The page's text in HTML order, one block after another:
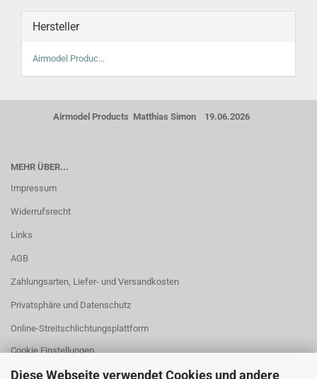
Diese Webseite verwendet Cookies und andere
Hersteller
Airmodel Produc...
Airmodel Products Matthias Simon 19.06.2026
MEHR ÜBER...
Impressum
Widerrufsrecht
Links
AGB
Zahlungsarten, Liefer- und Versandkosten
Privatsphäre und Datenschutz
Online-Streitschlichtungsplattform
Cookie Einstellungen